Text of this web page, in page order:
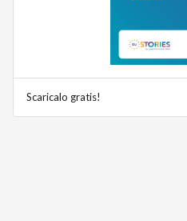
Scaricalo gratis!